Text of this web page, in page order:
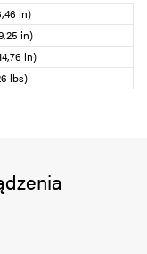
in)
in)
in)
lbs)